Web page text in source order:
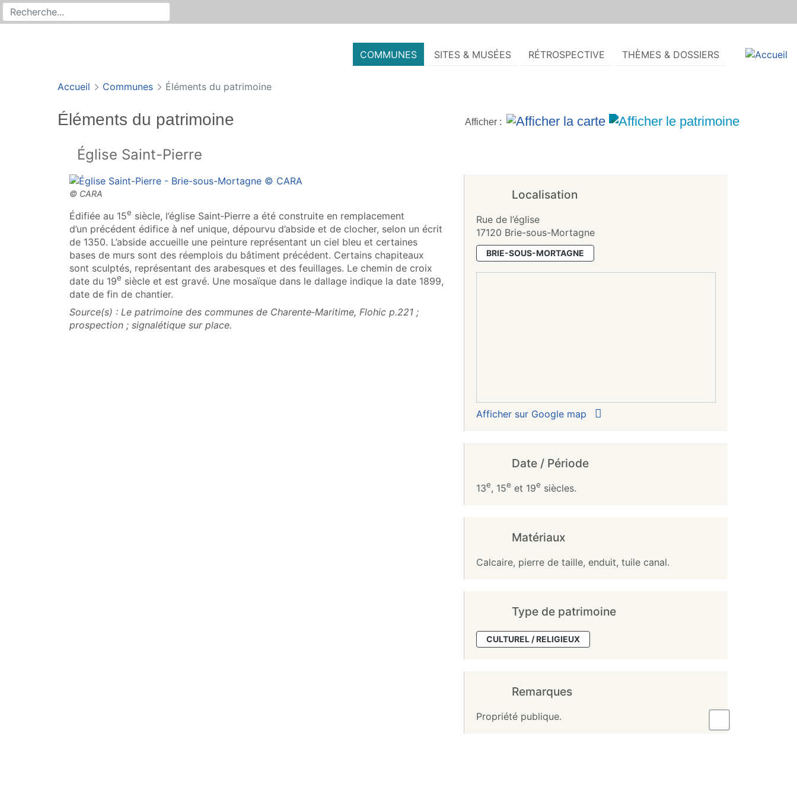
Recherche sur le site
Rechercher
COMMUNES SITES & MUSÉES RÉTROSPECTIVE THÈMES & DOSSIERS
Accueil Communes Éléments du patrimoine
Afficher :
Éléments du patrimoine
Église Saint-Pierre
Édifiée au 15e siècle, l’église Saint‑Pierre a été construite en remplacement
d’un précédent édifice à nef unique, dépourvu d’abside et de clocher, selon un écrit
de 1350. L’abside accueille une peinture représentant un ciel bleu et certaines
bases de murs sont des réemplois du bâtiment précédent. Certains chapiteaux
sont sculptés, représentant des arabesques et des feuillages. Le chemin de croix
date du 19e siècle et est gravé. Une mosaïque dans le dallage indique la date 1899,
date de fin de chantier.
Source(s) : Le patrimoine des communes de Charente‑Maritime, Flohic p.221 ;
prospection ; signalétique sur place.
Localisation
Rue de l’église
17120 Brie-sous-Mortagne
BRIE-SOUS-MORTAGNE
Afficher sur Google map
Date / Période
13e, 15e et 19e siècles.
Matériaux
Calcaire, pierre de taille, enduit, tuile canal.
Type de patrimoine
CULTUREL / RELIGIEUX
Remarques
Propriété publique.